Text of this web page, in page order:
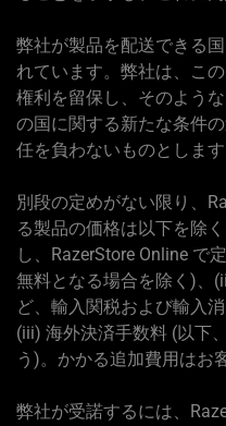
弊社が製品を配送できる
れています。弊社は、こ
権利を留保し、そのよう
の国に関する新たな条件
任を負わないものとします
別段の定めがない限り、
る製品の価格は以下を除
し、RazerStore Online で
無料となる場合を除く)、
ど、輸入関税および輸入
(iii) 海外決済手数料 (以下
う)。かかる追加費用はお
弊社が受諾するには、